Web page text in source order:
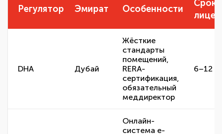
Регулятор Эмират Особенности
Срок
DHA Дубай
Жёсткие
стандарты
помещений,
RERA-
сертификация,
обязательный
меддиректор
6–12
Онлайн-
система e-